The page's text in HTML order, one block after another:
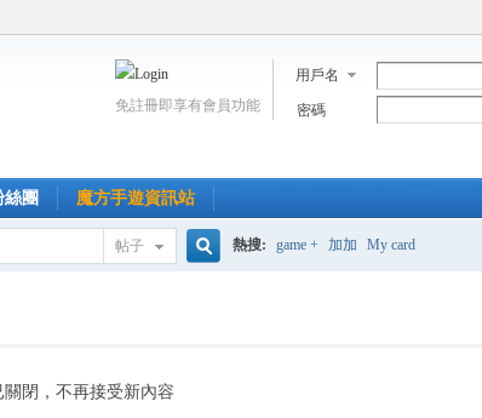
用戶名
密碼
免註冊即享有會員功能
絲團 魔方手遊資訊站
帖子 熱搜: game + 加加 My card
閉，不再接受新內容